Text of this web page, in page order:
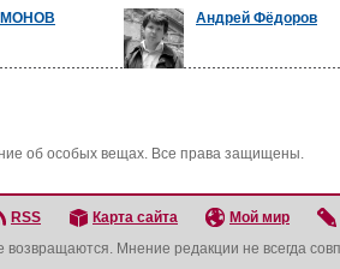
Андрей Фёдоров
об особых вещах. Все права защищены.
RSS Карта сайта Мой мир
возвращаются. Мнение редакции не всегда